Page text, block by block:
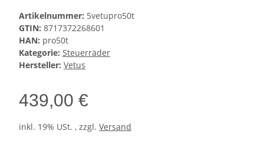
Artikelnummer: 5vetupro50t
GTIN: 8717372268601
HAN: pro50t
Kategorie: Steuerräder
Hersteller: Vetus
439,00 €
inkl. 19% USt. , zzgl. Versand